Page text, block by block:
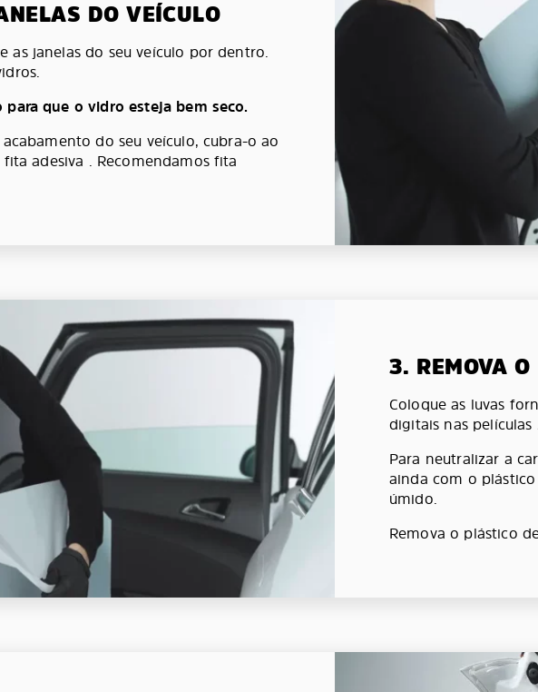
DO VEÍCULO
as janelas do seu veículo por dentro.
que o vidro esteja bem seco.
do seu veículo, cubra-o ao
adesiva . Recomendamos fita
3. REMOVA O
Coloque as luvas
digitais nas películas
Para neutralizar a
ainda com o
úmido.
Remova o plástico